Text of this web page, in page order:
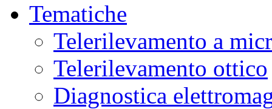
Tematiche
Telerilevamento a
Telerilevamento ottico
Diagnostica